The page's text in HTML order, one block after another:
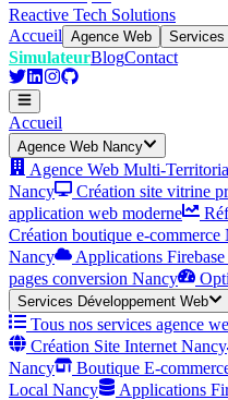
Reactive Tech Solutions
Accueil Agence Web Services
SimulateurBlogContact
Accueil
Agence Web Nancy
Agence Web Multi-
Nancy
Création site vitrine
application web moderne
Création boutique e-commerce
Nancy
Applications
pages conversion Nancy
Services Développement Web
Tous nos services agence
Création Site Internet Nancy
Nancy
Boutique E-
Local Nancy
Applications